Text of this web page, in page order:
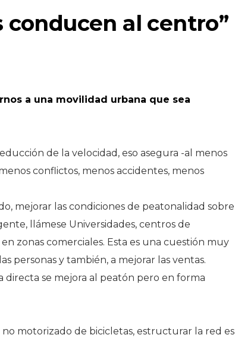
conducen al centro”
a una movilidad urbana que sea
de la velocidad, eso asegura -al menos
conflictos, menos accidentes, menos
mejorar las condiciones de peatonalidad sobre
llámese Universidades, centros de
zonas comerciales. Esta es una cuestión muy
personas y también, a mejorar las ventas.
directa se mejora al peatón pero en forma
motorizado de bicicletas, estructurar la red es